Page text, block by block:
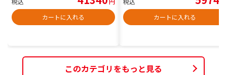
カートに入れる
カートに入れる
このカテゴリをもっと見る